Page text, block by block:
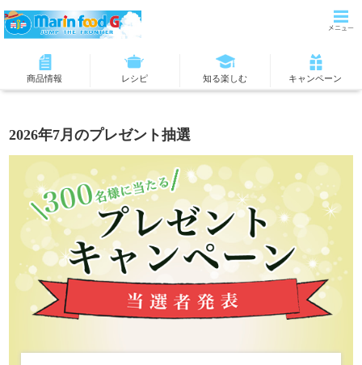
商品情報 レシピ 知る楽しむ キャンペーン
2026年7月のプレゼント抽選